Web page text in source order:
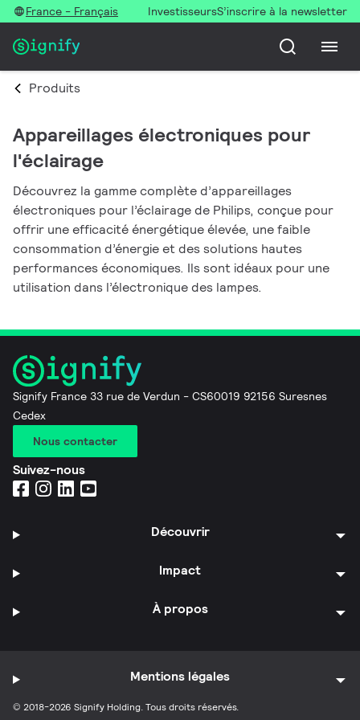
France - Français InvestisseursS’inscrire à la newsletter
Produits
Appareillages électroniques pour
l'éclairage
Découvrez la gamme complète d’appareillages
électroniques pour l’éclairage de Philips, conçue pour
offrir une efficacité énergétique élevée, une faible
consommation d’énergie et des solutions hautes
performances économiques. Ils sont idéaux pour une
utilisation dans l’électronique des lampes.
Signify France 33 rue de Verdun - CS60019 92156 Suresnes
Cedex
Nous contacter
Suivez-nous
Découvrir
Impact
À propos
© 2018-2026 Signify Holding. Tous droits réservés.
Mentions légales